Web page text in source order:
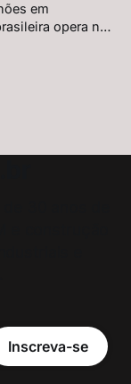
em
opera na
Inscreva-se